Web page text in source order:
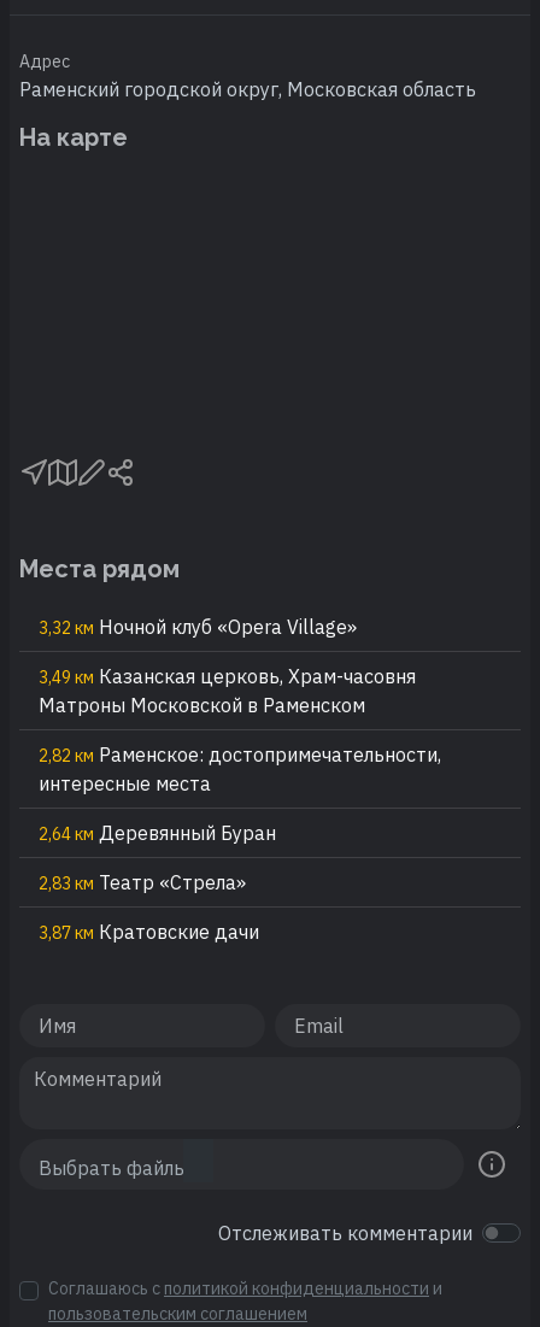
Адрес
Раменский городской округ, Московская область
На карте
Места рядом
3,32 км Ночной клуб «Opera Village»
3,49 км Казанская церковь, Храм-часовня
Матроны Московской в Раменском
2,82 км Раменское: достопримечательности,
интересные места
2,64 км Деревянный Буран
2,83 км Театр «Стрела»
3,87 км Кратовские дачи
Отслеживать комментарии
Соглашаюсь с политикой конфиденциальности и
пользовательским соглашением